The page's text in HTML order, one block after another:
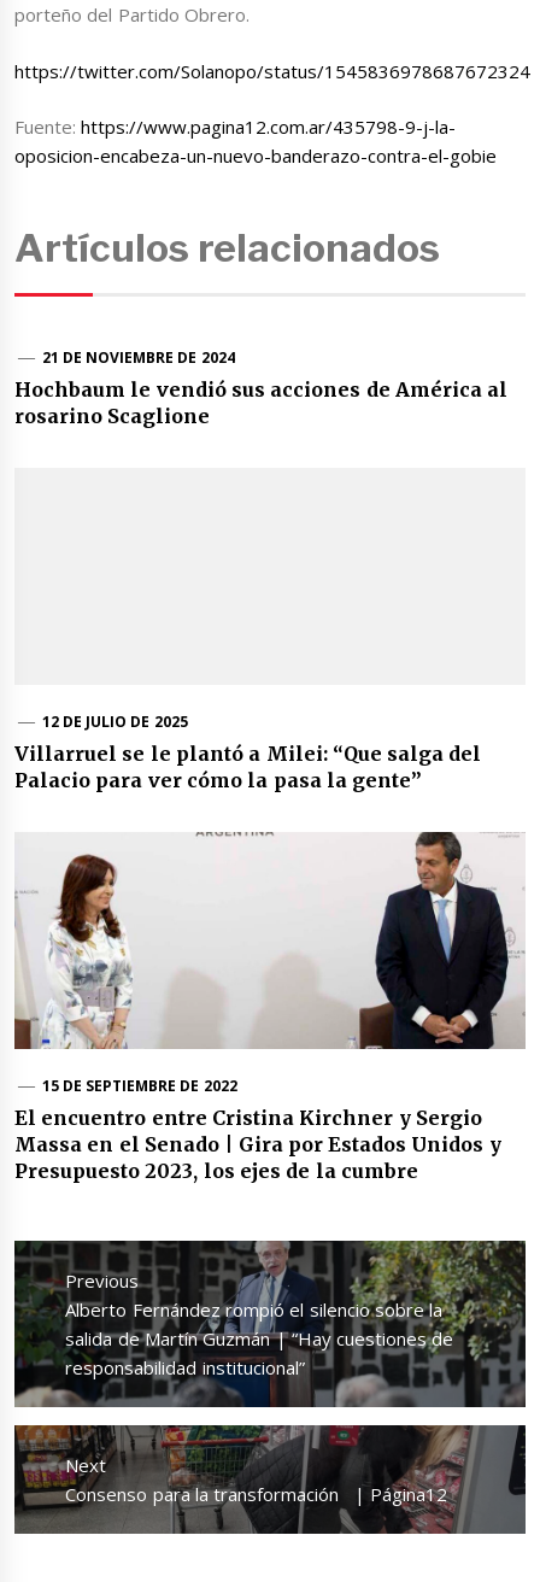
porteño del Partido Obrero.
https://twitter.com/Solanopo/status/1545836978687672324
Fuente:https://www.pagina12.com.ar/435798-9-j-la-
oposicion-encabeza-un-nuevo-banderazo-contra-el-gobie
Artículos relacionados
21 DE NOVIEMBRE DE 2024
Hochbaum le vendió sus acciones de América al
rosarino Scaglione
12 DE JULIO DE 2025
Villarruel se le plantó a Milei: “Que salga del
Palacio para ver cómo la pasa la gente”
15 DE SEPTIEMBRE DE 2022
El encuentro entre Cristina Kirchner y Sergio
Massa en el Senado | Gira por Estados Unidos y
Presupuesto 2023, los ejes de la cumbre
Navegación
de
entradas
Previous
Previous
post:
Alberto Fernández rompió el silencio sobre la
salida de Martín Guzmán | “Hay cuestiones de
responsabilidad institucional”
Next
Next
post:
Consenso para la transformación | Página12